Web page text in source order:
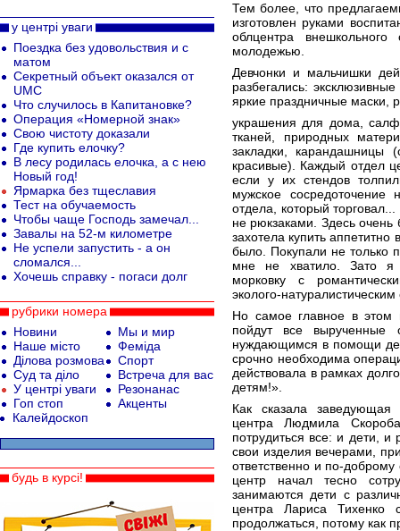
Тем более, что
изготовлен руками
облцентра
молодежью.
Девчонки и мальчишки
разбегались:
яркие праздничные маски,
украшения для дома,
тканей, природных
закладки, карандашницы
красивые). Каждый отдел
если у их стендов
мужское сосредоточение
отдела, который
не рюкзаками. Здесь
захотела купить
было. Покупали не только
мне не хватило. Зато я
морковку с
эколого-
Но самое главное в этом
пойдут все
нуждающимся в помощи
срочно необходима
действовала в рамках
детям!».
Как сказала заведующая
центра Людмила
потрудиться все: и дети,
свои изделия вечерами,
ответственно и по-
центр начал тесно
занимаются дети с
центра Лариса Тихенко
продолжаться, потому как
у центрі уваги
Поездка без удовольствия и с
матом
Секретный объект оказался от
UMС
Что случилось в Капитановке?
Операция «Номерной знак»
Свою чистоту доказали
Где купить елочку?
В лесу родилась елочка, а с нею
Новый год!
Ярмарка без тщеславия
Тест на обучаемость
Чтобы чаще Господь замечал...
Завалы на 52-м километре
Не успели запустить - а он
сломался...
Хочешь справку - погаси долг
рубрики номера
Новини
Наше місто
Ділова розмова
Суд та діло
У центрі уваги
Гоп стоп
Мы и мир
Феміда
Спорт
Встреча для вас
Резонанас
Акценты
Калейдоскоп
будь в курсі!